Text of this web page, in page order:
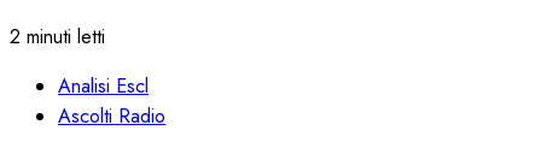
2 minuti letti
Analisi Escl
Ascolti Radio